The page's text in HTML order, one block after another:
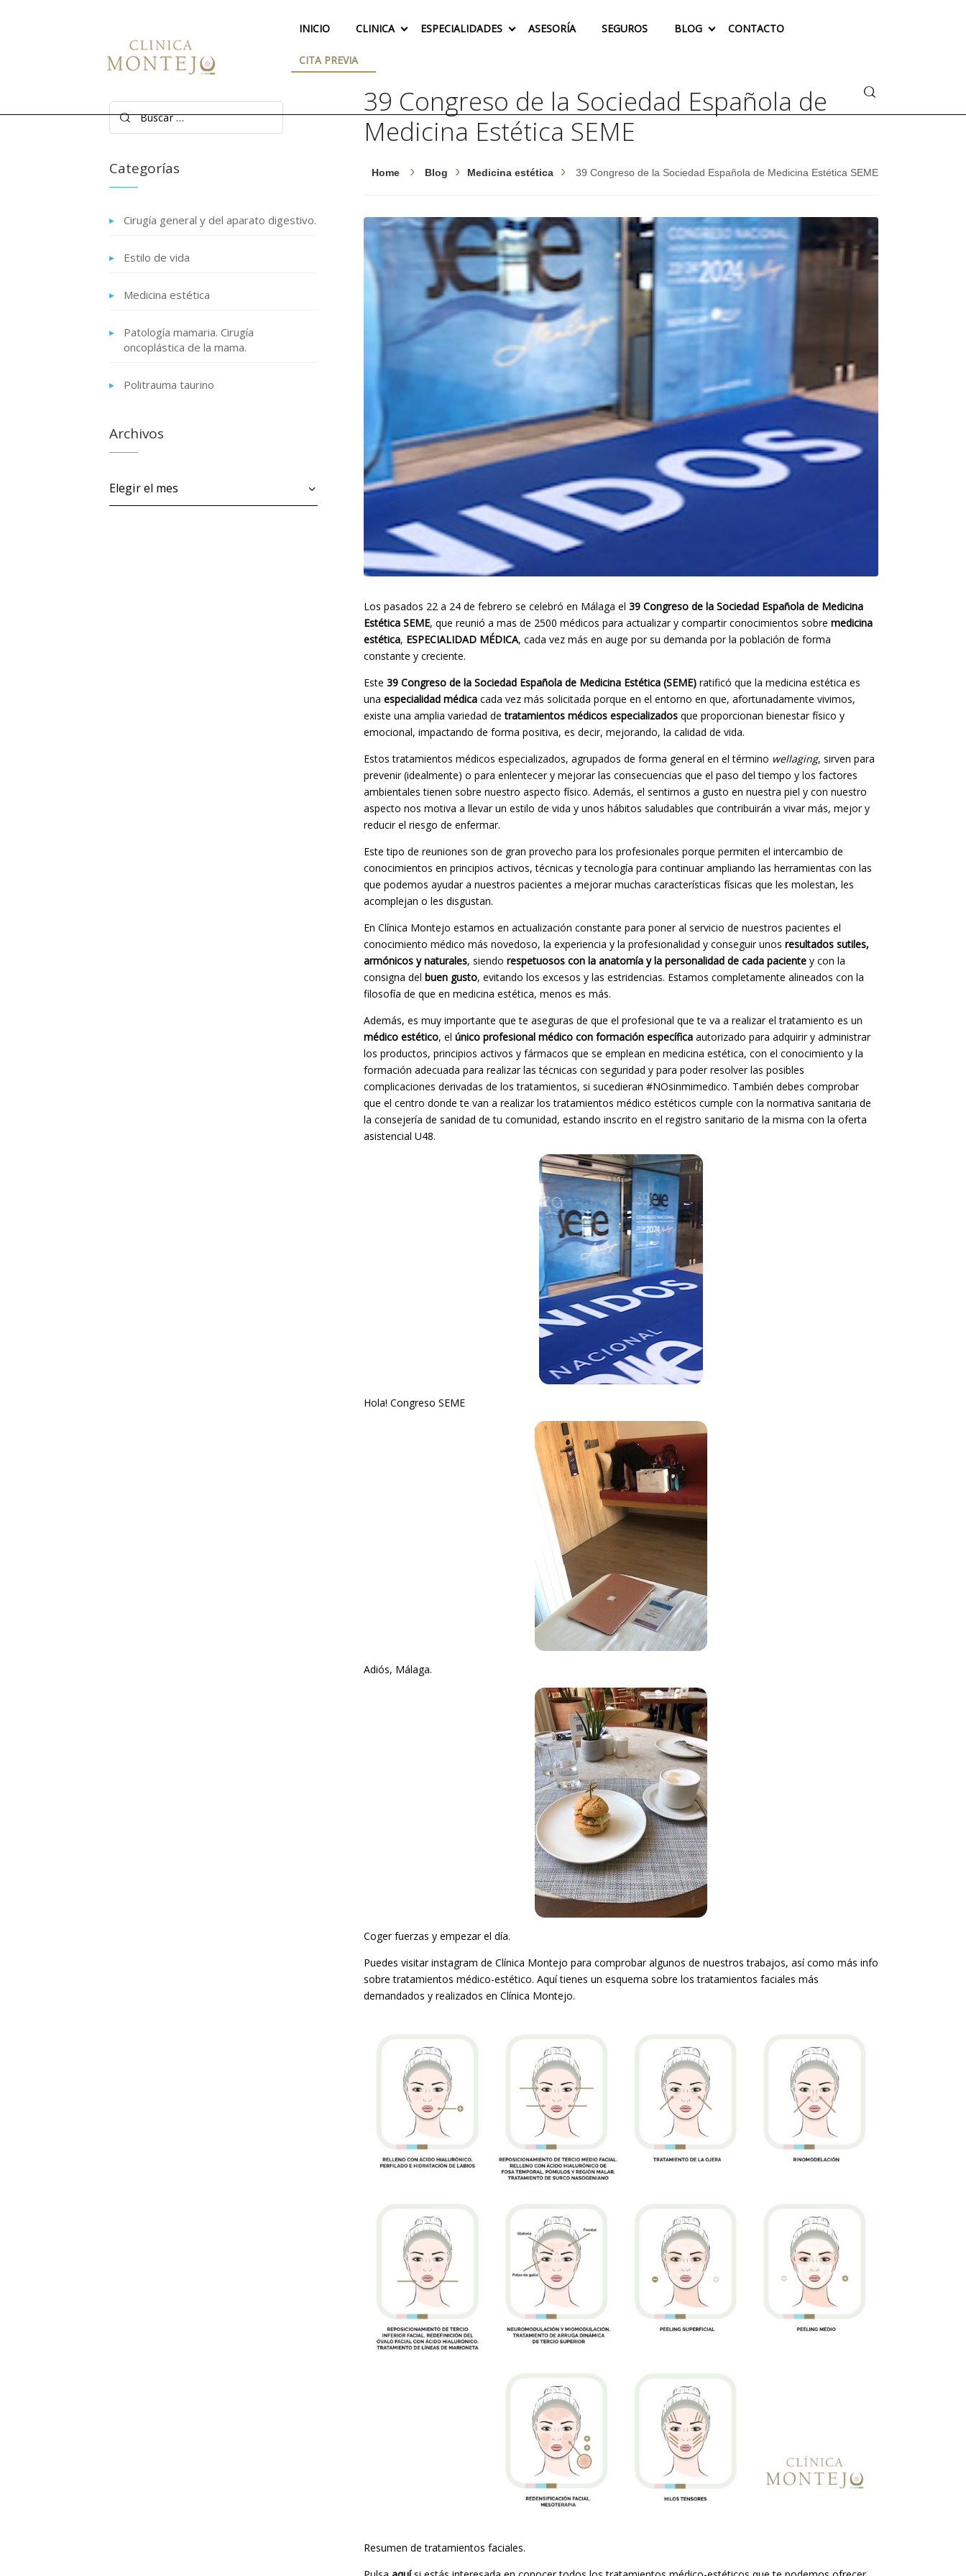
INICIO CLINICA ESPECIALIDADES ASESORÍA SEGUROS BLOG CONTACTO
CITA PREVIA
Buscar
39 Congreso de la Sociedad Española de
Medicina Estética SEME
Home Blog Medicina estética 39 Congreso de la Sociedad Española de Medicina Estética SEME
Los pasados 22 a 24 de febrero se celebró en Málaga el 39 Congreso de la Sociedad Española de Medicina
Estética SEME, que reunió a mas de 2500 médicos para actualizar y compartir conocimientos sobre medicina
estética, ESPECIALIDAD MÉDICA, cada vez más en auge por su demanda por la población de forma
constante y creciente.
Este 39 Congreso de la Sociedad Española de Medicina Estética (SEME)ratificó que la medicina estética es
una especialidad médicacada vez más solicitada porque en el entorno en que, afortunadamente vivimos,
existe una amplia variedad detratamientos médicos especializadosque proporcionan bienestar físico y
emocional, impactando de forma positiva, es decir, mejorando, la calidad de vida.
Estos tratamientos médicos especializados, agrupados de forma general en el término wellaging, sirven para
prevenir (idealmente) o para enlentecer y mejorar las consecuencias que el paso del tiempo y los factores
ambientales tienen sobre nuestro aspecto físico. Además, el sentirnos a gusto en nuestra piel y con nuestro
aspecto nos motiva a llevar un estilo de vida y unos hábitos saludables que contribuirán a vivar más, mejor y
reducir el riesgo de enfermar.
Este tipo de reuniones son de gran provecho para los profesionales porque permiten el intercambio de
conocimientos en principios activos, técnicas y tecnología para continuar ampliando las herramientas con las
que podemos ayudar a nuestros pacientes a mejorar muchas características físicas que les molestan, les
acomplejan o les disgustan.
En Clínica Montejo estamos en actualización constante para poner al servicio de nuestros pacientes el
conocimiento médico más novedoso, la experiencia y la profesionalidad y conseguir unos resultados sutiles,
armónicos y naturales, siendo respetuosos con la anatomía y la personalidad de cada paciente y con la
consigna del buen gusto, evitando los excesos y las estridencias. Estamos completamente alineados con la
filosofía de que en medicina estética, menos es más.
Además, es muy importante que te aseguras de que el profesional que te va a realizar el tratamiento es un
médico estético, el único profesional médico con formación específicaautorizado para adquirir y administrar
los productos, principios activos y fármacos que se emplean en medicina estética, con el conocimiento y la
formación adecuada para realizar las técnicas con seguridad y para poder resolver las posibles
complicaciones derivadas de los tratamientos, si sucedieran #NOsinmimedico. También debes comprobar
que el centro donde te van a realizar los tratamientos médico estéticos cumple con la normativa sanitaria de
la consejería de sanidad de tu comunidad, estando inscrito en el registro sanitario de la misma con la oferta
asistencial U48.
Hola! Congreso SEME
Adiós, Málaga.
Coger fuerzas y empezar el día.
Puedes visitar instagram de Clínica Montejo para comprobar algunos de nuestros trabajos, así como más info
sobre tratamientos médico-estético. Aquí tienes un esquema sobre los tratamientos faciales más
demandados y realizados en Clínica Montejo.
Resumen de tratamientos faciales.
Categorías
Cirugía general y del aparato digestivo.
Estilo de vida
Medicina estética
Patología mamaria. Cirugía
oncoplástica de la mama.
Politrauma taurino
Archivos